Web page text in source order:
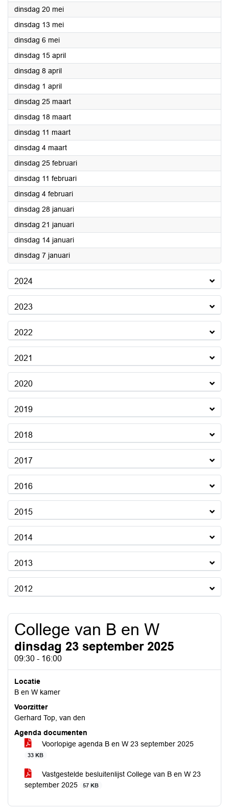
dinsdag 20 mei2025
dinsdag 13 mei2025
dinsdag 6 mei2025
dinsdag 15 april2025
dinsdag 8 april2025
dinsdag 1 april2025
dinsdag 25 maart2025
dinsdag 18 maart2025
dinsdag 11 maart2025
dinsdag 4 maart2025
dinsdag 25 februari2025
dinsdag 11 februari2025
dinsdag 4 februari2025
dinsdag 28 januari2025
dinsdag 21 januari2025
dinsdag 14 januari2025
dinsdag 7 januari2025
2024
2023
2022
2021
2020
2019
2018
2017
2016
2015
2014
2013
2012
College van B en W
dinsdag 23 september 2025
09:30 - 16:00
Locatie
B en W kamer
Voorzitter
Gerhard Top, van den
Agenda documenten
Voorlopige agenda B en W 23 september 2025
33 KB
Vastgestelde besluitenlijst College van B en W 23
september 2025
57 KB